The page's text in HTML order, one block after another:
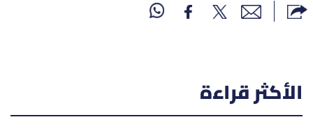
الغلاف
محليات
أسرار
الأكثر قراءة